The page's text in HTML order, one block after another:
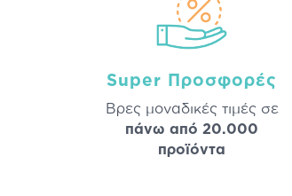
Super Προσφορές
Βρες μοναδικές τιμές σε
πάνω από 20.000
προϊόντα